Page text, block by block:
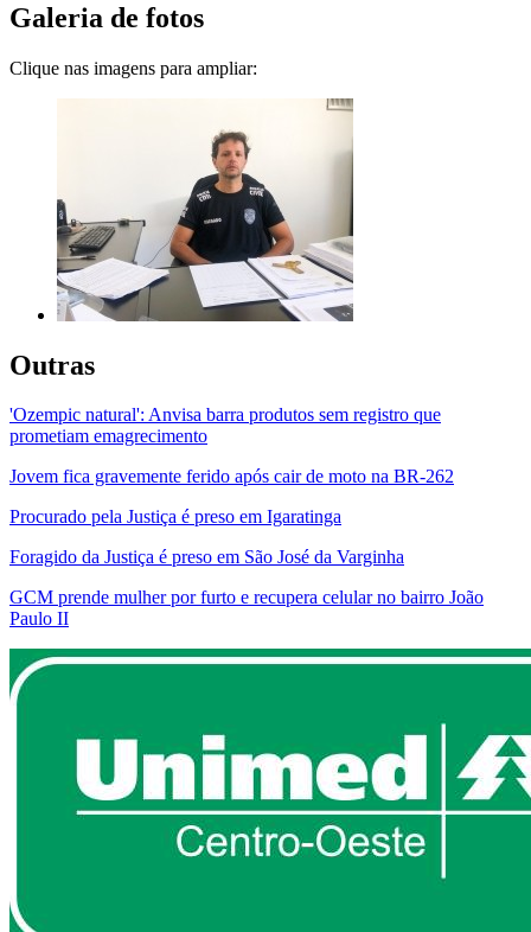
Galeria de fotos
Clique nas imagens para ampliar:
Outras
'Ozempic natural': Anvisa barra produtos sem registro que
prometiam emagrecimento
Jovem fica gravemente ferido após cair de moto na BR-262
Procurado pela Justiça é preso em Igaratinga
Foragido da Justiça é preso em São José da Varginha
GCM prende mulher por furto e recupera celular no bairro João
Paulo II